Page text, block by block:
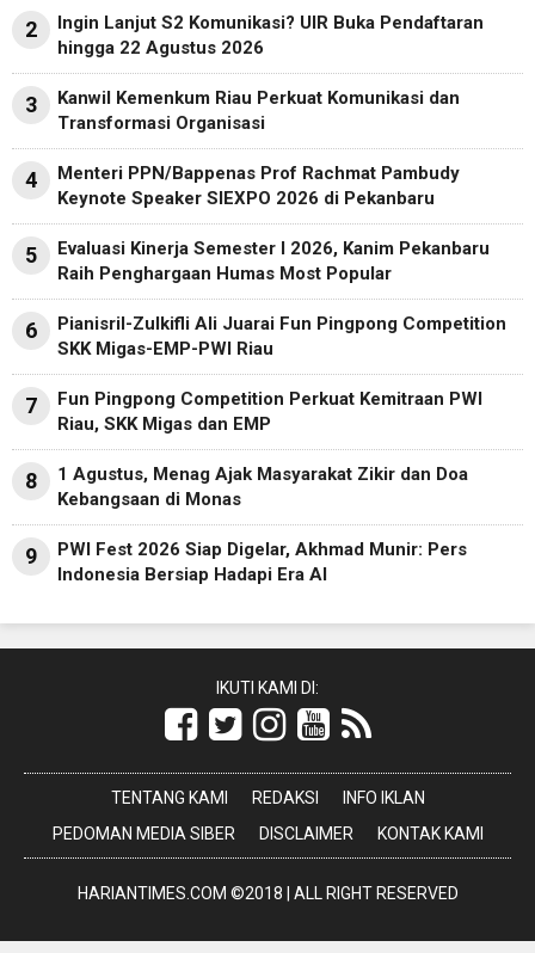
2
Ingin Lanjut S2 Komunikasi? UIR Buka Pendaftaran
hingga 22 Agustus 2026
3
Kanwil Kemenkum Riau Perkuat Komunikasi dan
Transformasi Organisasi
4
Menteri PPN/Bappenas Prof Rachmat Pambudy
Keynote Speaker SIEXPO 2026 di Pekanbaru
5
Evaluasi Kinerja Semester I 2026, Kanim Pekanbaru
Raih Penghargaan Humas Most Popular
6
Pianisril-Zulkifli Ali Juarai Fun Pingpong Competition
SKK Migas-EMP-PWI Riau
7
Fun Pingpong Competition Perkuat Kemitraan PWI
Riau, SKK Migas dan EMP
8
1 Agustus, Menag Ajak Masyarakat Zikir dan Doa
Kebangsaan di Monas
9
PWI Fest 2026 Siap Digelar, Akhmad Munir: Pers
Indonesia Bersiap Hadapi Era AI
IKUTI KAMI DI:
TENTANG KAMI REDAKSI
INFO IKLAN
PEDOMAN MEDIA SIBER
DISCLAIMER KONTAK KAMI
HARIANTIMES.COM ©2018 | ALL RIGHT RESERVED